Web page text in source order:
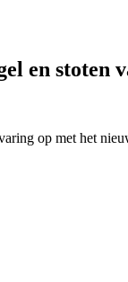
en stoten
op met het